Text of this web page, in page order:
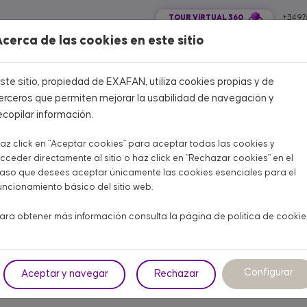
TOUR VIRTUAL 360 +34
CARNE
Home CATÁLOGO PRODUCTOS
CATÁLOGO PRODUCTOS
Aquí encontrarás todo lo que necesitas para tu granja
AVÍCOLA PUESTA PORCINO
de las cookies en este sitio
sitio, propiedad de EXAFAN, utiliza cookies propias y de
que permiten mejorar la usabilidad de navegación y
información.
click en "Aceptar cookies" para aceptar todas las cookies y
directamente al sitio o haz click en "Rechazar cookies" en el
que desees aceptar únicamente las cookies esenciales para el
básico del sitio web.
obtener más información consulta la página de política de
Aceptar y navegar Rechazar Configurar